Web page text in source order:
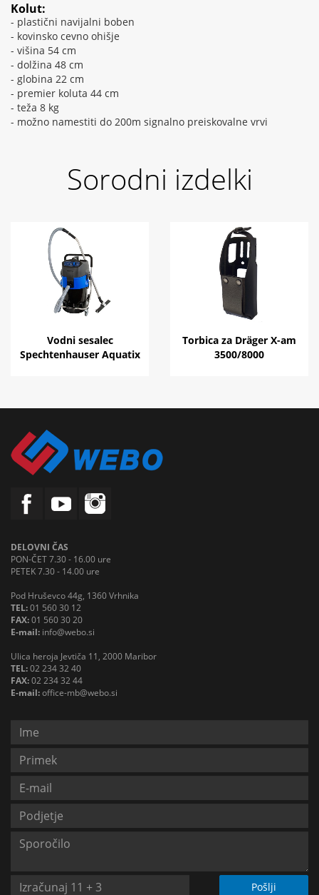
Kolut:
- plastični navijalni boben
- kovinsko cevno ohišje
- višina 54 cm
- dolžina 48 cm
- globina 22 cm
- premier koluta 44 cm
- teža 8 kg
- možno namestiti do 200m signalno preiskovalne vrvi
Sorodni izdelki
Vodni sesalec
Spechtenhauser Aquatix
Torbica za Dräger X-am
3500/8000
DELOVNI ČAS
PON-ČET 7.30 - 16.00 ure
PETEK 7.30 - 14.00 ure
Pod Hruševco 44g, 1360 Vrhnika
TEL:01 560 30 12
FAX:01 560 30 20
E-mail: info@webo.si
Ulica heroja Jevtiča 11, 2000 Maribor
TEL:02 234 32 40
FAX:02 234 32 44
E-mail:office-mb@webo.si
Pošlji